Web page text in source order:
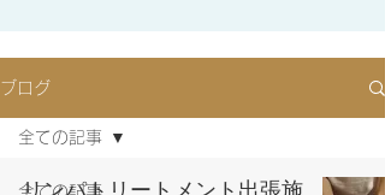
ブログ
全ての記事
全ての記事
リンパトリートメント出張施